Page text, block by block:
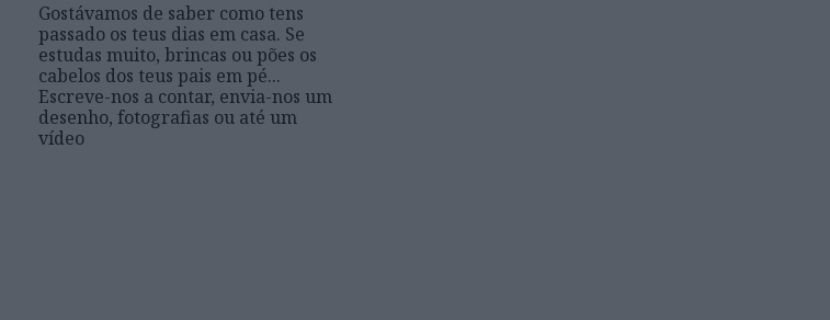
Gostávamos de saber como tens
passado os teus dias em casa. Se
estudas muito, brincas ou pões os
cabelos dos teus pais em pé...
Escreve-nos a contar, envia-nos um
desenho, fotografias ou até um
vídeo